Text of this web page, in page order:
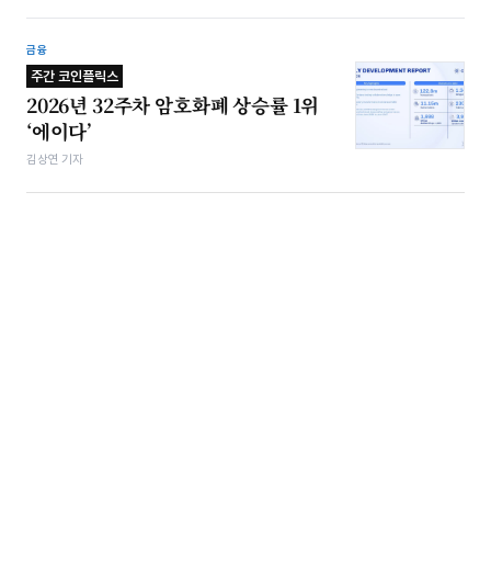
금융
주간 코인플릭스
2026년 32주차 암호화폐 상승률 1위
‘에이다’
김상연 기자